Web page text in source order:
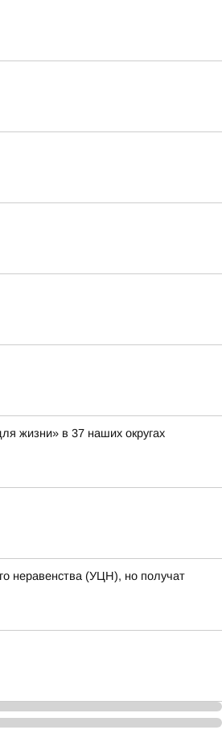
жизни» в 37 наших округах
неравенства (УЦН), но получат